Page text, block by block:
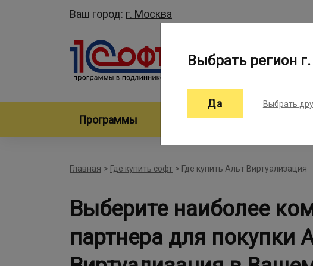
Ваш город: г. Москва
Программы Производители
Главная > Где купить софт > Где купить Альт Виртуализация
Выберите наиболее
партнера для покупки
Выбрать регион
Да Выбрать